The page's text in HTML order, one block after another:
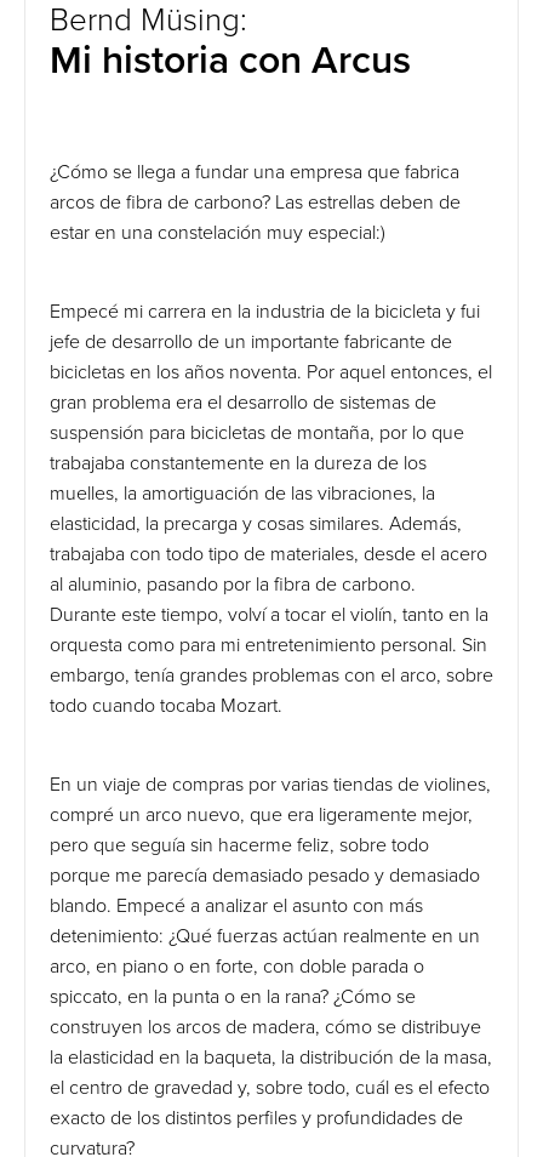
Bernd Müsing:
Mi historia con Arcus
¿Cómo se llega a fundar una empresa que fabrica
arcos de fibra de carbono? Las estrellas deben de
estar en una constelación muy especial:)
Empecé mi carrera en la industria de la bicicleta y fui
jefe de desarrollo de un importante fabricante de
bicicletas en los años noventa. Por aquel entonces, el
gran problema era el desarrollo de sistemas de
suspensión para bicicletas de montaña, por lo que
trabajaba constantemente en la dureza de los
muelles, la amortiguación de las vibraciones, la
elasticidad, la precarga y cosas similares. Además,
trabajaba con todo tipo de materiales, desde el acero
al aluminio, pasando por la fibra de carbono.
Durante este tiempo, volví a tocar el violín, tanto en la
orquesta como para mi entretenimiento personal. Sin
embargo, tenía grandes problemas con el arco, sobre
todo cuando tocaba Mozart.
En un viaje de compras por varias tiendas de violines,
compré un arco nuevo, que era ligeramente mejor,
pero que seguía sin hacerme feliz, sobre todo
porque me parecía demasiado pesado y demasiado
blando. Empecé a analizar el asunto con más
detenimiento: ¿Qué fuerzas actúan realmente en un
arco, en piano o en forte, con doble parada o
spiccato, en la punta o en la rana? ¿Cómo se
construyen los arcos de madera, cómo se distribuye
la elasticidad en la baqueta, la distribución de la masa,
el centro de gravedad y, sobre todo, cuál es el efecto
exacto de los distintos perfiles y profundidades de
curvatura?